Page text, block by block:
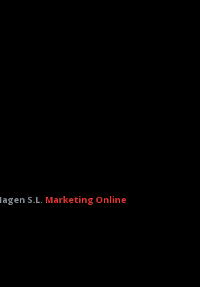
S.L. Marketing Online